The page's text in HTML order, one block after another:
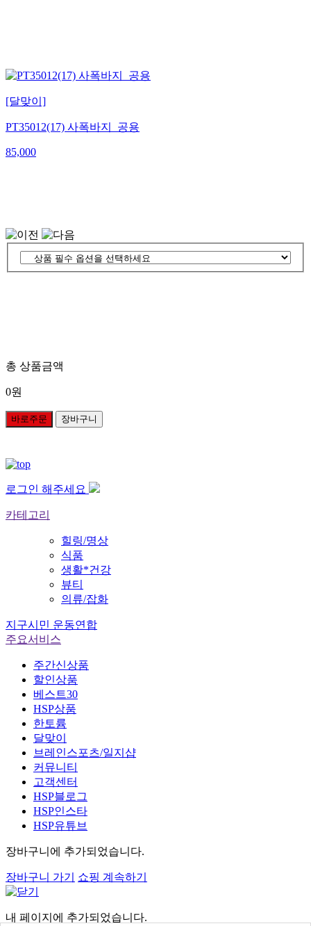
[달맞이]
PT35012(17) 사폭바지_공용
85,000
총 상품금액
0원
바로주문 장바구니
로그인 해주세요
카테고리
힐링/명상
식품
생활*건강
뷰티
의류/잡화
지구시민 운동연합
주요서비스
주간신상품
할인상품
베스트30
HSP상품
한토륨
달맞이
브레인스포츠/일지샵
커뮤니티
고객센터
HSP블로그
HSP인스타
HSP유튜브
장바구니 에 추가되었습니다.
장바구니 가기 쇼핑 계속하기
내 페이지 에 추가되었습니다.